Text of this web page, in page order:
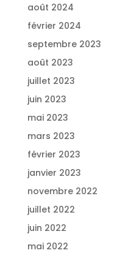
août 2024
février 2024
septembre 2023
août 2023
juillet 2023
juin 2023
mai 2023
mars 2023
février 2023
janvier 2023
novembre 2022
juillet 2022
juin 2022
mai 2022